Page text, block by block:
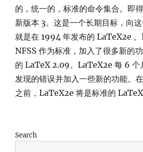
的，统一的，标准的命令集合。即
新版本 3。这是一个长期目标，向
就是在 1994 年发布的 LaTeX2e
NFSS 作为标准，加入了很多新的
的 LaTeX 2.09。LaTeX2e 每 6 个
发现的错误并加入一些新的功能。
之前，LaTeX2e 将是标准的 LaTeX
Search